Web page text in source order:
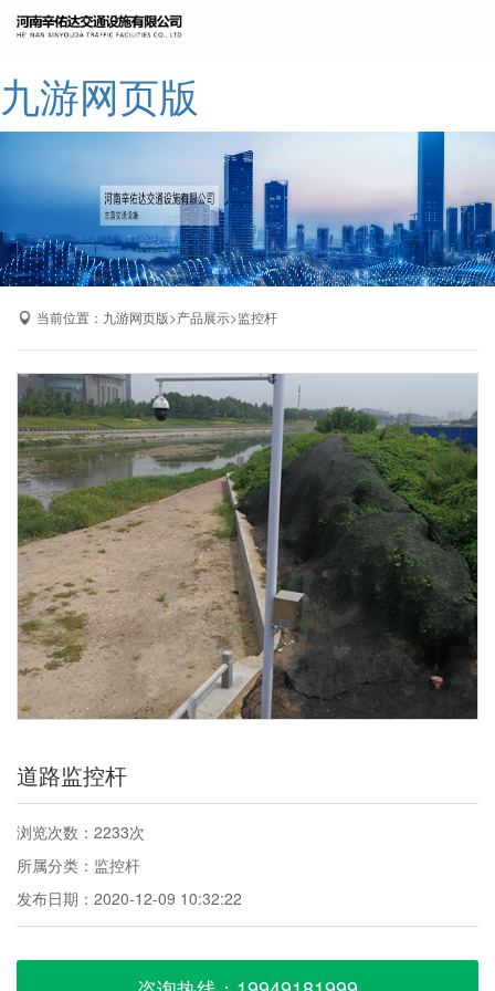
九游网页版网站九游网页版
公司简介
九游网页版
产品展示
成功案例
当前位置： 九游网页版>产品展示>监控杆
道路监控杆
浏览次数：2233次
所属分类：监控杆
发布日期：2020-12-09 10:32:22